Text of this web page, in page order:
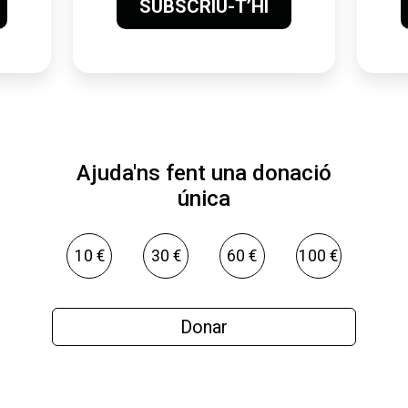
SUBSCRIU-T’HI
Ajuda'ns fent una donació
única
10 € 30 € 60 € 100 €
Donar